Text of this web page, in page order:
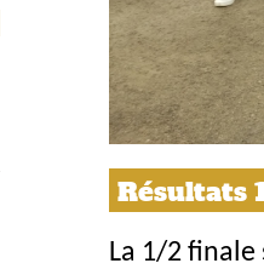
Résultats
La 1/2 finale